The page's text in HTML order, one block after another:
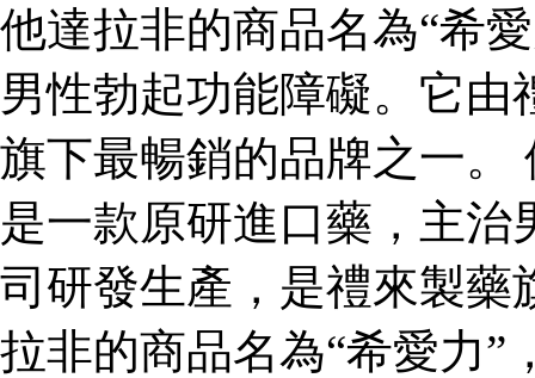
他達拉非的商品名為“希
男性勃起功能障礙。它
旗下最暢銷的品牌之一。
是一款原研進口藥，主
司研發生產，是禮來製藥
拉非的商品名為“希愛力”